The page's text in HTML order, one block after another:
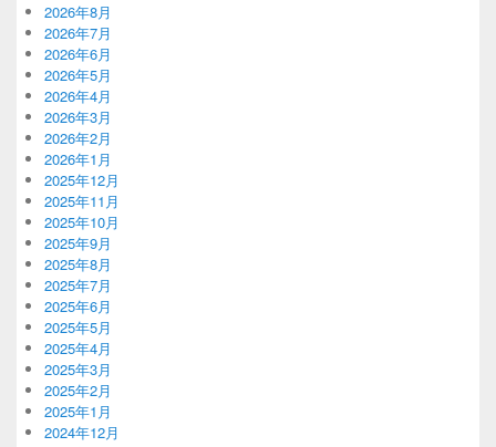
2026年8月
2026年7月
2026年6月
2026年5月
2026年4月
2026年3月
2026年2月
2026年1月
2025年12月
2025年11月
2025年10月
2025年9月
2025年8月
2025年7月
2025年6月
2025年5月
2025年4月
2025年3月
2025年2月
2025年1月
2024年12月